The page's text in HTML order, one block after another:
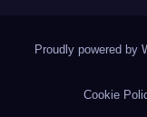
Proudly powered by
Cookie